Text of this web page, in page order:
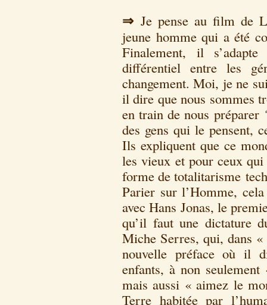
⇒ Je pense au film de
jeune homme qui a été
Finalement, il
différentiel entre les
changement. Moi, je ne
il dire que nous sommes
en train de nous
des gens qui le pensent,
Ils expliquent que ce
les vieux et pour ceux qui
forme de totalitarisme
Parier sur l’Homme,
avec Hans Jonas, le
qu’il faut une dictature
Miche Serres, qui, dans
nouvelle préface où il
enfants, à non
mais aussi « aimez le
Terre habitée par